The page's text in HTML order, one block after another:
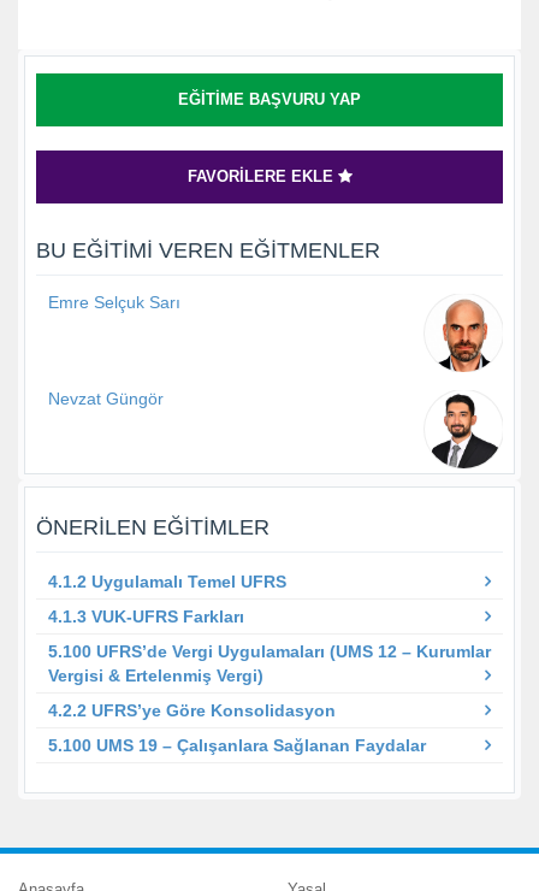
EĞITIME BAŞVURU YAP
FAVORILERE EKLE
BU EĞITIMI VEREN EĞITMENLER
Emre Selçuk Sarı
Nevzat Güngör
ÖNERILEN EĞITIMLER
4.1.2 Uygulamalı Temel UFRS
4.1.3 VUK-UFRS Farkları
5.100 UFRS’de Vergi Uygulamaları (UMS 12 – Kurumlar
Vergisi & Ertelenmiş Vergi)
4.2.2 UFRS’ye Göre Konsolidasyon
5.100 UMS 19 – Çalışanlara Sağlanan Faydalar